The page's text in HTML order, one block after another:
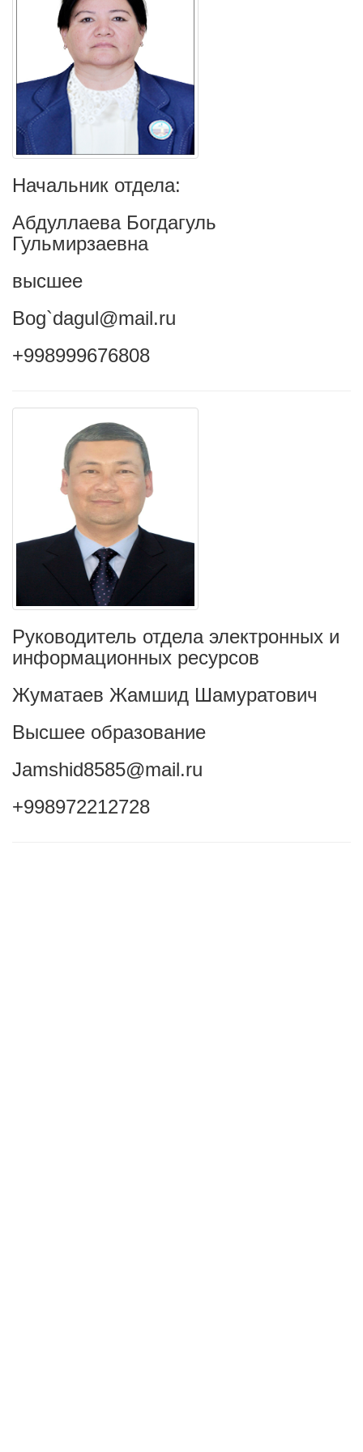
Начальник отдела:
Абдуллаева Богдагуль
Гульмирзаевна
высшее
Bog`dagul@mail.ru
+998999676808
Руководитель отдела электронных и
информационных ресурсов
Жуматаев Жамшид Шамуратович
Высшее образование
Jamshid8585@mail.ru
+998972212728